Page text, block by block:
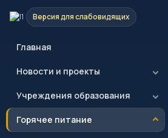
Версия для слабовидящих
Главная
Новости и проекты
Учреждения образования
Горячее питание